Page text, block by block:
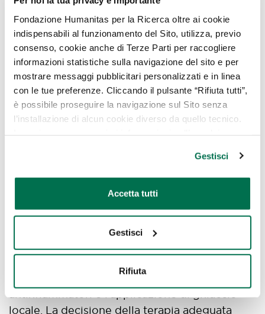
Fondazione Humanitas per la Ricerca oltre ai cookie
indispensabili al funzionamento del Sito, utilizza, previo
consenso, cookie anche di Terze Parti per raccogliere
informazioni statistiche sulla navigazione del sito e per
mostrare messaggi pubblicitari personalizzati e in linea
con le tue preferenze. Cliccando il pulsante “Rifiuta tutti”,
è possibile proseguire la navigazione sul Sito senza
l’installazione di alcun cookie diverso da quello tecnico.
oppure cliccare su “GESTISCI” per scegliere quali
cookie
Gestisci
Accetta tutti
Gestisci
Rifiuta
Jerk test
Test del cassetto anteriore
A questo si abbinano gli esami strumentali
che comprendono:
Esame radiografico del ginocchio per
considerare possibili fratture o lesioni
ossee collegate
delle lesioni legamentose e meniscali
Trattamenti
Una volta fatta la diagnosi di lesione del
legamento crociato anteriore la cura può
essere di tipo conservativo o chirurgico. In
di riposo collegato a terapie con medicinali
locale. La decisione della terapia adeguata